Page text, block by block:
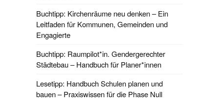
Buchtipp: Kirchenräume neu denken – Ein
Leitfaden für Kommunen, Gemeinden und
Engagierte
Buchtipp: Raumpilot*in. Gendergerechter
Städtebau – Handbuch für Planer*innen
Lesetipp: Handbuch Schulen planen und
bauen – Praxiswissen für die Phase Null